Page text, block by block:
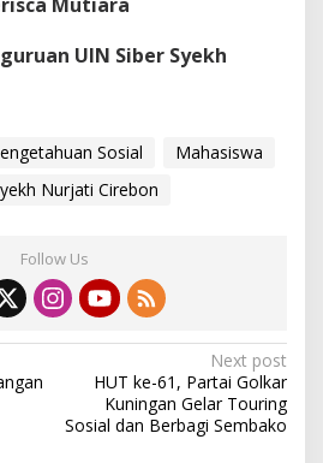
UIN Siber Syekh
Sosial
Mahasiswa
Nurjati Cirebon
Follow Us
Next post
HUT ke-61, Partai Golkar
Kuningan Gelar Touring
Sosial dan Berbagi Sembako